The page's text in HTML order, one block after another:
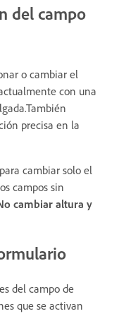
del campo
o cambiar el
con una
precisa en la
para cambiar solo el
campos sin
cambiar altura y
del campo de
que se activan